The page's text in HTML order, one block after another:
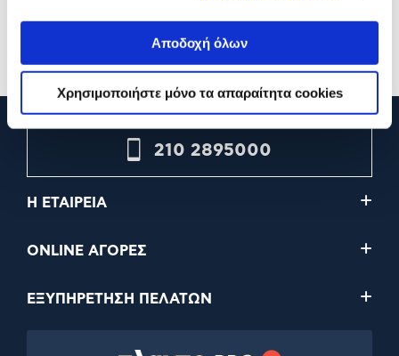
Αποδοχή όλων
Χρησιμοποιήστε μόνο τα απαραίτητα cookies
210 2895000
Η ΕΤΑΙΡΕΙΑ
ONLINE ΑΓΟΡΕΣ
ΕΞΥΠΗΡΕΤΗΣΗ ΠΕΛΑΤΩΝ